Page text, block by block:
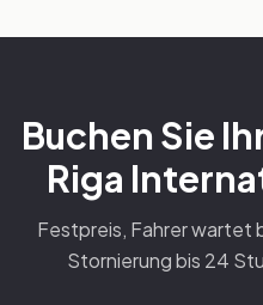
Buchen Sie
Riga
Festpreis, Fahrer wartet
Stornierung bis 24